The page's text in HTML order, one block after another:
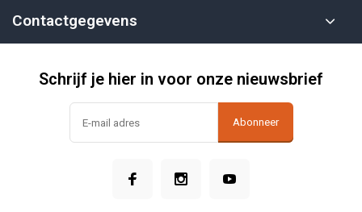
Contactgegevens
Schrijf je hier in voor onze nieuwsbrief
Abonneer